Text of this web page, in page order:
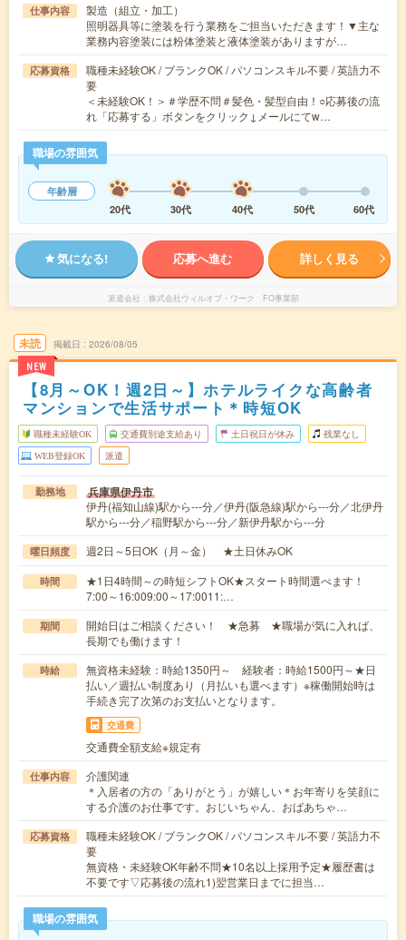
仕事内容
製造（組立・加工）
照明器具等に塗装を行う業務をご担当いただきます！▼主な
業務内容塗装には粉体塗装と液体塗装がありますが…
応募資格
職種未経験OK / ブランクOK / パソコンスキル不要 / 英語力不
要
＜未経験OK！＞＃学歴不問＃髪色・髪型自由！○応募後の流
れ「応募する」ボタンをクリック↓メールにてw…
職場の雰囲気
年齢層
20代
30代 40代 50代 60代
気になる! 応募へ進む 詳しく見る
派遣会社 株式会社ウィルオブ・ワーク FO事業部
未読
NEW
掲載日 2026/08/05
【8月～OK！週2日～】ホテルライクな高齢者
マンションで生活サポート＊時短OK
職種未経験OK 交通費別途支給あり 土日祝日が休み 残業なし
WEB登録OK 派遣
勤務地 兵庫県伊丹市
伊丹(福知山線)駅から---分／伊丹(阪急線)駅から---分／北伊丹
駅から---分／稲野駅から---分／新伊丹駅から---分
曜日頻度 週2日～5日OK（月～金） ★土日休みOK
時間
★1日4時間～の時短シフトOK★スタート時間選べます！
7:00～16:009:00～17:0011:…
期間
開始日はご相談ください！ ★急募 ★職場が気に入れば、
長期でも働けます！
時給
無資格未経験：時給1350円～ 経験者：時給1500円～★日
払い／週払い制度あり（月払いも選べます）※稼働開始時は
手続き完了次第のお支払いとなります。
交通費
交通費全額支給※規定有
仕事内容
介護関連
＊入居者の方の「ありがとう」が嬉しい＊お年寄りを笑顔に
する介護のお仕事です。おじいちゃん、おばあちゃ…
応募資格
職種未経験OK / ブランクOK / パソコンスキル不要 / 英語力不
要
無資格・未経験OK年齢不問★10名以上採用予定★履歴書は
不要です▽応募後の流れ1)翌営業日までに担当…
職場の雰囲気